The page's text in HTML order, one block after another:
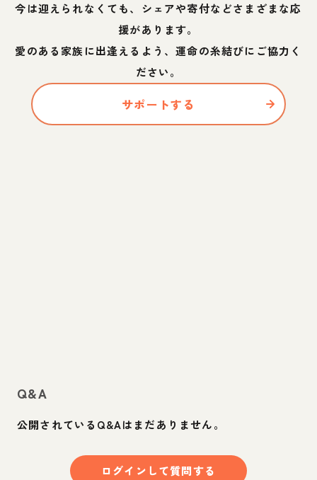
今は迎えられなくても、シェアや寄付などさまざまな応
援があります。
愛のある家族に出逢えるよう、運命の糸結びにご協力く
ださい。
サポートする
Q&A
公開されているQ&Aはまだありません。
ログインして質問する